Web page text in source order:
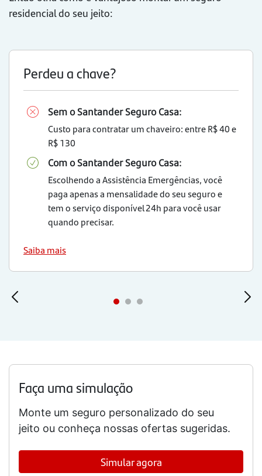
residencial do seu jeito:
Perdeu a chave?
Sem o Santander Seguro Casa:
Custo para contratar um chaveiro: entre R$ 40 e
R$ 130
Com o Santander Seguro Casa:
Escolhendo a Assistência Emergências, você
paga apenas a mensalidade do seu seguro e
tem o serviço disponível 24h para você usar
quando precisar.
Saiba mais
Faça uma simulação
Monte um seguro personalizado do seu
jeito ou conheça nossas ofertas sugeridas.
Simular agora